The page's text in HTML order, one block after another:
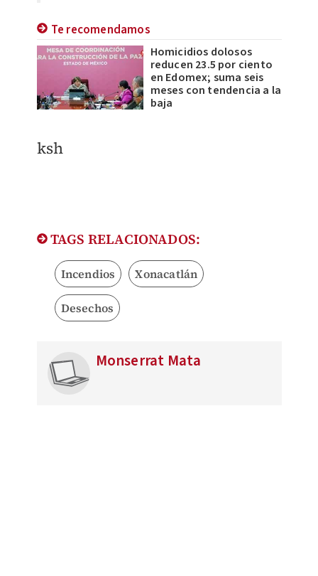
Te recomendamos
Homicidios dolosos
reducen 23.5 por ciento
en Edomex; suma seis
meses con tendencia a la
baja
ksh
TAGS RELACIONADOS:
Incendios Xonacatlán
Desechos
Monserrat Mata